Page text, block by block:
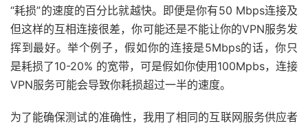
“耗损”的速度的百分比就越快。即便是你有50 Mbps连接及
但这样的互相连接很差，你可能还是不能让你的VPN服务发
挥到最好。举个例子，假如你的连接是5Mbps的话，你只
是耗损了10-20% 的宽带，可是假如你使用100Mpbs，连接
VPN服务可能会导致你耗损超过一半的速度。
为了能确保测试的准确性，我用了相同的互联网服务供应者